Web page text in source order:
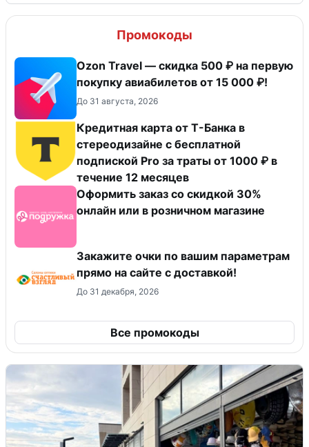
Промокоды
Ozon Travel — скидка 500 ₽ на первую
покупку авиабилетов от 15 000 ₽!
До 31 августа, 2026
Кредитная карта от Т-Банка в
стереодизайне с бесплатной
подпиской Pro за траты от 1000 ₽ в
течение 12 месяцев
Оформить заказ со скидкой 30%
онлайн или в розничном магазине
Закажите очки по вашим параметрам
прямо на сайте с доставкой!
До 31 декабря, 2026
Все промокоды